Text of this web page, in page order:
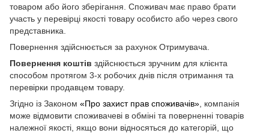
товаром або його зберігання. Споживач має право брати
участь у перевірці якості товару особисто або через свого
представника.
Повернення здійснюється за рахунок Отримувача.
Повернення коштів здійснюється зручним для клієнта
способом протягом 3-х робочих днів після отримання та
перевірки продавцем товару.
Згідно із Законом «Про захист прав споживачів» , компанія
може відмовити споживачеві в обміні та поверненні товарів
належної якості, якщо вони відносяться до категорій, що